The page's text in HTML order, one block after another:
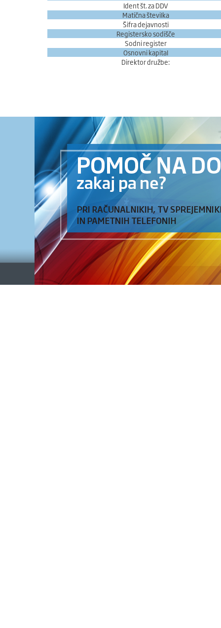
Ident št. za DDV
Matična številka
Šifra dejavnosti
Registersko sodišče
Sodni register
Osnovni kapital
Direktor družbe: